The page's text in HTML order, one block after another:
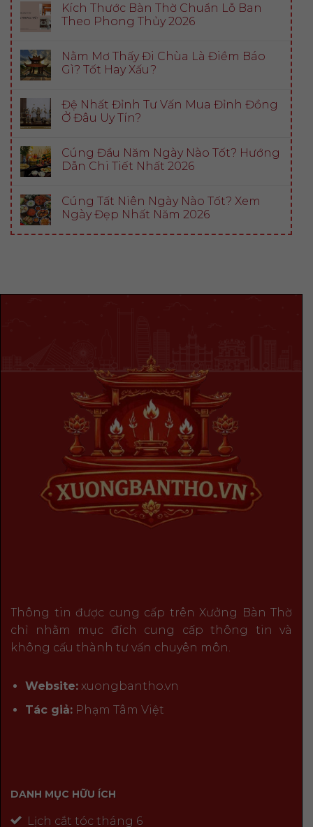
Kích Thước Bàn Thờ Chuẩn Lỗ Ban
Theo Phong Thủy 2026
Nằm Mơ Thấy Đi Chùa Là Điềm Báo
Gì? Tốt Hay Xấu?
Đệ Nhất Đỉnh Tư Vấn Mua Đỉnh Đồng
Ở Đâu Uy Tín?
Cúng Đầu Năm Ngày Nào Tốt? Hướng
Dẫn Chi Tiết Nhất 2026
Cúng Tất Niên Ngày Nào Tốt? Xem
Ngày Đẹp Nhất Năm 2026
Thông tin được cung cấp trên Xưởng Bàn Thờ
chỉ nhằm mục đích cung cấp thông tin và
không cấu thành tư vấn chuyên môn.
Website:xuongbantho.vn
Tác giả:Phạm Tâm Việt
DANH MỤC HỮU ÍCH
Lịch cắt tóc tháng 6